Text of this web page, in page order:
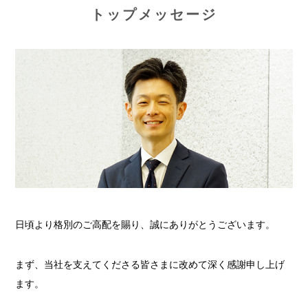
トップメッセージ
日頃より格別のご高配を賜り、誠にありがとうございます。
まず、当社を支えてくださる皆さまに改めて深く感謝申し上げ
ます。